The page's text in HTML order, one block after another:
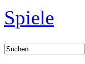
Spiele